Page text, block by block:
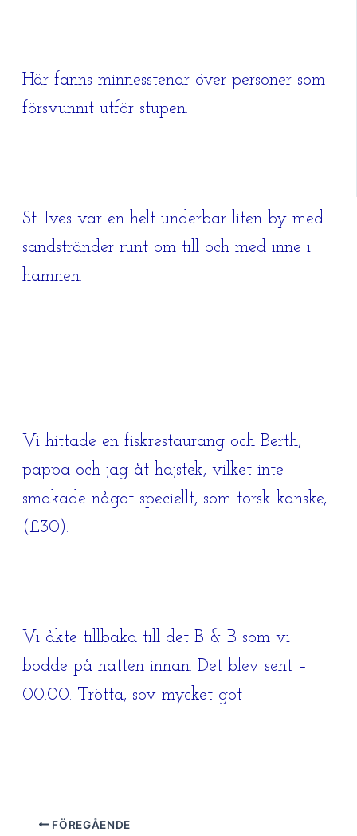
Här fanns minnesstenar över personer som
försvunnit utför stupen.
St. Ives var en helt underbar liten by med
sandstränder runt om till och med inne i
hamnen.
Vi hittade en fiskrestaurang och Berth,
pappa och jag åt hajstek, vilket inte
smakade något speciellt, som torsk kanske,
(£30).
Vi åkte tillbaka till det B & B som vi
bodde på natten innan. Det blev sent –
00.00. Trötta, sov mycket got
FÖREGÅENDE